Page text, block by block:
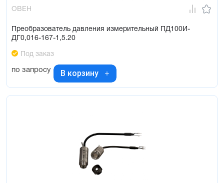
ОВЕН
Преобразователь давления измерительный ПД100И-
ДГ0,016-167-1,5.20
Под заказ
по запросу В корзину